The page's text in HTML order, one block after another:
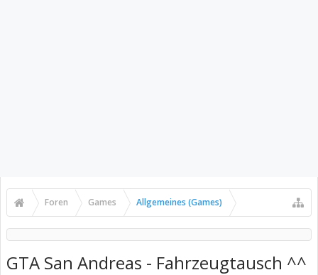
Foren Games Allgemeines (Games)
GTA San Andreas - Fahrzeugtausch ^^